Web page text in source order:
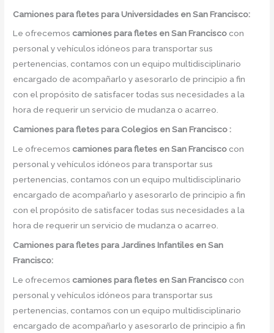
Camiones para fletespara Universidades en San Francisco:
Le ofrecemos camiones para fletes enSan Francisco con
personal y vehículos idóneos para transportar sus
pertenencias, contamos con un equipo multidisciplinario
encargado de acompañarlo y asesorarlo de principio a fin
con el propósito de satisfacer todas sus necesidades a la
hora de requerir un servicio de mudanza o acarreo.
Camiones para fletespara Colegios en San Francisco :
Le ofrecemos camiones para fletes enSan Francisco con
personal y vehículos idóneos para transportar sus
pertenencias, contamos con un equipo multidisciplinario
encargado de acompañarlo y asesorarlo de principio a fin
con el propósito de satisfacer todas sus necesidades a la
hora de requerir un servicio de mudanza o acarreo.
Camiones para fletespara Jardines Infantiles en San
Francisco:
Le ofrecemos camiones para fletes enSan Francisco con
personal y vehículos idóneos para transportar sus
pertenencias, contamos con un equipo multidisciplinario
encargado de acompañarlo y asesorarlo de principio a fin